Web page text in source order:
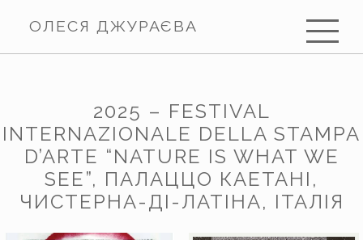
ОЛЕСЯ ДЖУРАЄВА
2025 – FESTIVAL
INTERNAZIONALE DELLA STAMPA
D’ARTE “NATURE IS WHAT WE
SEE”, ПАЛАЦЦО КАЕТАНІ,
ЧИСТЕРНА-ДІ-ЛАТІНА, ІТАЛІЯ